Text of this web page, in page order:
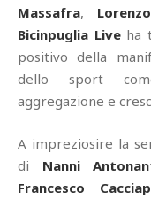
Massafra,
Bicinpuglia Liveha
positivo della
dello sport
aggregazione e
A impreziosire la
di Nanni
Francesco